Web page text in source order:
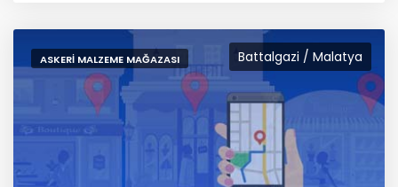
Battalgazi / Malatya
ASKERI MALZEME MAĞAZASI